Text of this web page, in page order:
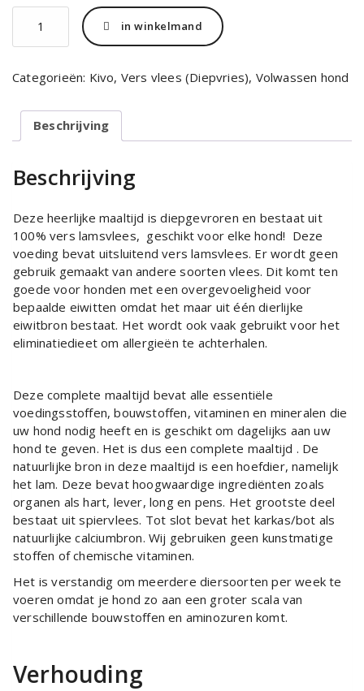
Kivo
compleet
gram
in winkelmand
Categorieën: Kivo, Vers vlees (Diepvries), Volwassen hond
Beschrijving
Beschrijving
Deze heerlijke maaltijd is diepgevroren en bestaat uit
100% vers lamsvlees, geschikt voor elke hond! Deze
voeding bevat uitsluitend vers lamsvlees. Er wordt geen
gebruik gemaakt van andere soorten vlees. Dit komt ten
goede voor honden met een overgevoeligheid voor
bepaalde eiwitten omdat het maar uit één dierlijke
eiwitbron bestaat. Het wordt ook vaak gebruikt voor het
eliminatiedieet om allergieën te achterhalen.
Deze complete maaltijd bevat alle essentiële
voedingsstoffen, bouwstoffen, vitaminen en mineralen die
uw hond nodig heeft en is geschikt om dagelijks aan uw
hond te geven. Het is dus een complete maaltijd . De
natuurlijke bron in deze maaltijd is een hoefdier, namelijk
het lam. Deze bevat hoogwaardige ingrediënten zoals
organen als hart, lever, long en pens. Het grootste deel
bestaat uit spiervlees. Tot slot bevat het karkas/bot als
natuurlijke calciumbron. Wij gebruiken geen kunstmatige
stoffen of chemische vitaminen.
Het is verstandig om meerdere diersoorten per week te
voeren omdat je hond zo aan een groter scala van
verschillende bouwstoffen en aminozuren komt.
Verhouding